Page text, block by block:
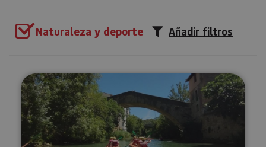
Naturaleza y deporte Añadir filtros
Kayak para toda la familia en el